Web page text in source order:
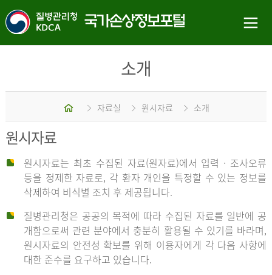
소개
홈 자료실 원시자료 소개
원시자료
원시자료는 최초 수집된 자료(원자료)에서 입력 · 조사오류
등을 정제한 자료로, 각 환자 개인을 특정할 수 있는 정보를
삭제하여 비식별 조치 후 제공됩니다.
질병관리청은 공공의 목적에 따라 수집된 자료를 일반에 공
개함으로써 관련 분야에서 충분히 활용될 수 있기를 바라며,
원시자료의 안전성 확보를 위해 이용자에게 각 다음 사항에
대한 준수를 요구하고 있습니다.